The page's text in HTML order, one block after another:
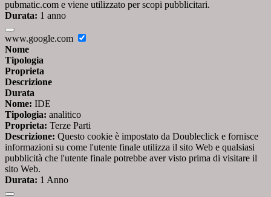
pubmatic.com e viene utilizzato per scopi pubblicitari.
Durata: 1 anno
www.google.com
Nome
Tipologia
Proprieta
Descrizione
Durata
Nome: IDE
Tipologia: analitico
Proprieta: Terze Parti
Descrizione: Questo cookie è impostato da Doubleclick e fornisce
informazioni su come l'utente finale utilizza il sito Web e qualsiasi
pubblicità che l'utente finale potrebbe aver visto prima di visitare il
sito Web.
Durata: 1 Anno